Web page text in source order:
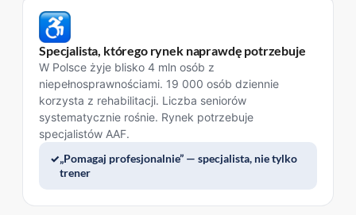
Specjalista, którego rynek naprawdę potrzebuje
W Polsce żyje blisko 4 mln osób z
niepełnosprawnościami. 19 000 osób dziennie
korzysta z rehabilitacji. Liczba seniorów
systematycznie rośnie. Rynek potrzebuje
specjalistów AAF.
„Pomagaj profesjonalnie” — specjalista, nie tylko
trener